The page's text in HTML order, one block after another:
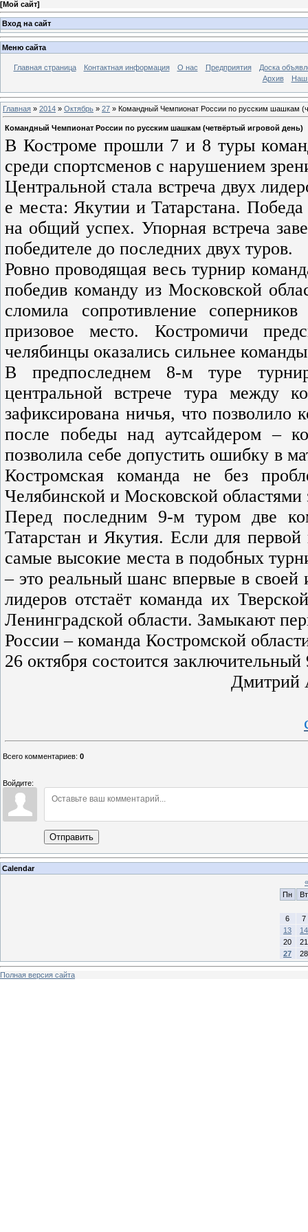
[Мой сайт]
Вход на сайт
Меню сайта
Главная страница Контактная информация О нас Предприятия
Доска
Архив
Главная » 2014 » Октябрь » 27 » Командный Чемпионат России по русским шашкам
Командный Чемпионат России по русским шашкам (четвёртый игровой день)
В Костроме прошли 7 и 8 туры
среди спортсменов с нарушением
Центральной стала встреча двух
е места: Якутии и Татарстана.
на общий успех. Упорная встреча
победителе до последних двух туров.
Ровно проводящая весь турнир
победив команду из Московской
сломила сопротивление
призовое место. Костромичи
челябинцы оказались сильнее
В предпоследнем 8-м туре
центральной встрече тура между
зафиксирована ничья, что позволило
после победы над аутсайдером –
позволила себе допустить ошибку в
Костромская команда не без
Челябинской и Московской
Перед последним 9-м туром две
Татарстан и Якутия. Если для
самые высокие места в подобных
– это реальный шанс впервые в
лидеров отстаёт команда их
Ленинградской области. Замыкают
России – команда Костромской
26 октября состоится
Дмитрий
Всего комментариев: 0
Войдите:
Отправить
Calendar
«
Пн
Вт
6
7
13
14
20
21
27
28
Полная версия сайта